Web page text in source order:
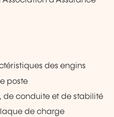
des engins
poste
de conduite et de stabilité
de charge